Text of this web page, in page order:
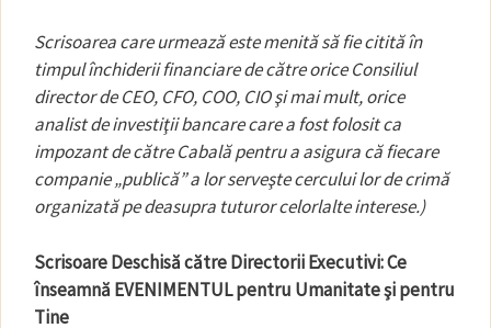
Scrisoarea care urmează este menită să fie citită în
timpul închiderii financiare de către orice Consiliul
director de CEO, CFO, COO, CIO şi mai mult, orice
analist de investiţii bancare care a fost folosit ca
impozant de către Cabală pentru a asigura că fiecare
companie „publică” a lor serveşte cercului lor de crimă
organizată pe deasupra tuturor celorlalte interese.)
Scrisoare Deschisă către Directorii Executivi: Ce
înseamnă EVENIMENTUL pentru Umanitate şi pentru
Tine